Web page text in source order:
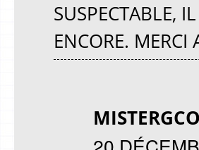
SUSPECTABLE,
ENCORE. MERCI